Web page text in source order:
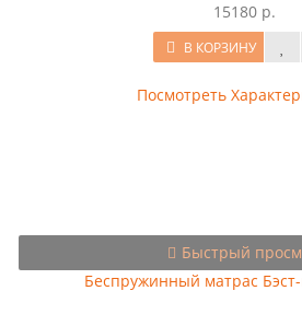
15180 р.
В КОРЗИНУ
Посмотреть
Быстрый
Беспружинный матрас Бэст-